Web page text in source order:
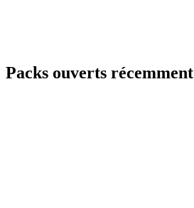
Packs ouverts récemment